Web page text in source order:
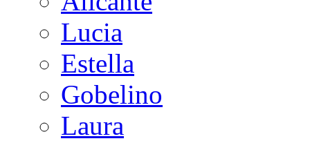
Lucia
Estella
Gobelino
Laura